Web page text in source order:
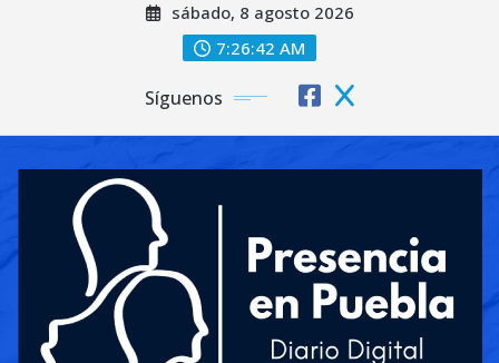
sábado, 8 agosto 2026
7:26:44 AM
Síguenos